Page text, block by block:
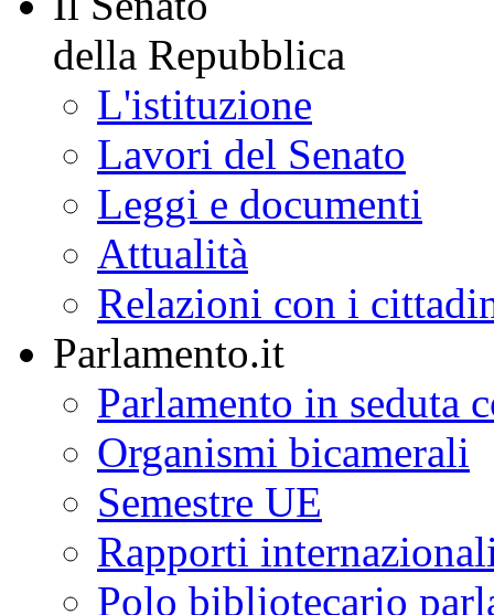
della Repubblica
L'istituzione
Lavori del Senato
Leggi e documenti
Attualità
Relazioni con i
Parlamento.it
Parlamento in seduta
Organismi bicamerali
Semestre UE
Rapporti
Polo bibliotecario